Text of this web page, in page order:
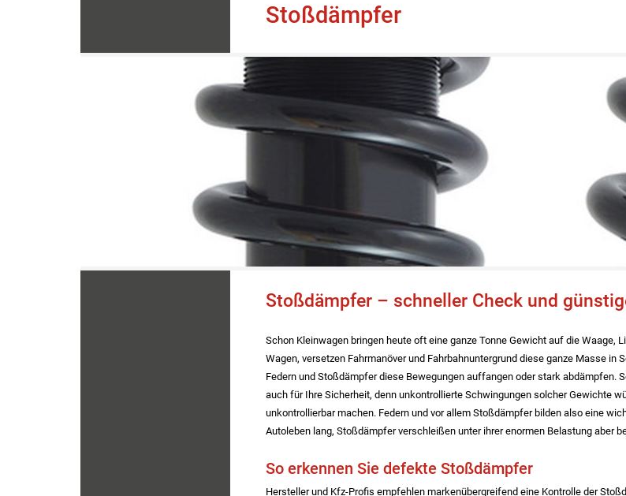
Stoßdämpfer
Stoßdämpfer – schneller Check und
Schon Kleinwagen bringen heute oft eine ganze Tonne Gewicht auf die Waage,
Wagen, versetzen Fahrmanöver und Fahrbahnuntergrund diese ganze Masse in
Federn und Stoßdämpfer diese Bewegungen auffangen oder stark abdämpfen.
auch für Ihre Sicherheit, denn unkontrollierte Schwingungen solcher Gewichte
unkontrollierbar machen. Federn und vor allem Stoßdämpfer bilden also eine
Autoleben lang, Stoßdämpfer verschleißen unter ihrer enormen Belastung aber
So erkennen Sie defekte Stoßdämpfer
Hersteller und Kfz-Profis empfehlen markenübergreifend eine Kontrolle der